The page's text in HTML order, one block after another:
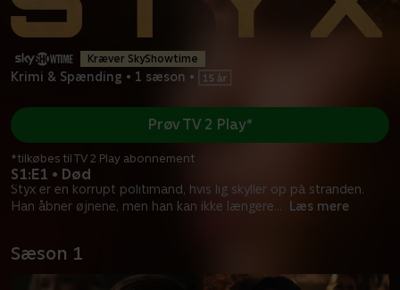
Kræver SkyShowtime
Krimi & Spænding • 1 sæson •
S1:E1 • Død
Styx er en korrupt politimand, hvis lig skyller op på stranden.
Han åbner øjnene, men han kan ikke længere... Læs mere
Prøv TV 2 Play*
*tilkøbes til TV 2 Play abonnement
Sæson 1